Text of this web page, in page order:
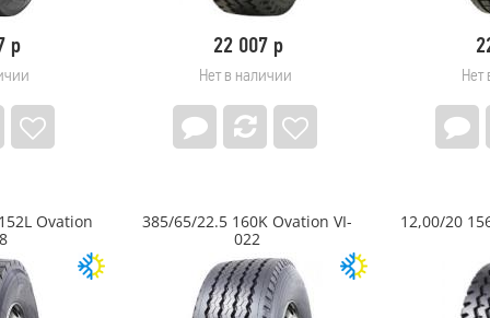
9 589 р
Под заказ:16
р 22 007 р
Нет в наличии Нет
Ovation
385/65/22.5 160K Ovation VI-
022
12,00/20